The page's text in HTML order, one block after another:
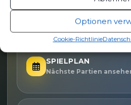
Optionen
Cookie-Richtlinie
Eintrittspreise &
SPIELPLAN
Nächste Partien